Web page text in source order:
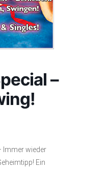
–
Immer wieder
Ein